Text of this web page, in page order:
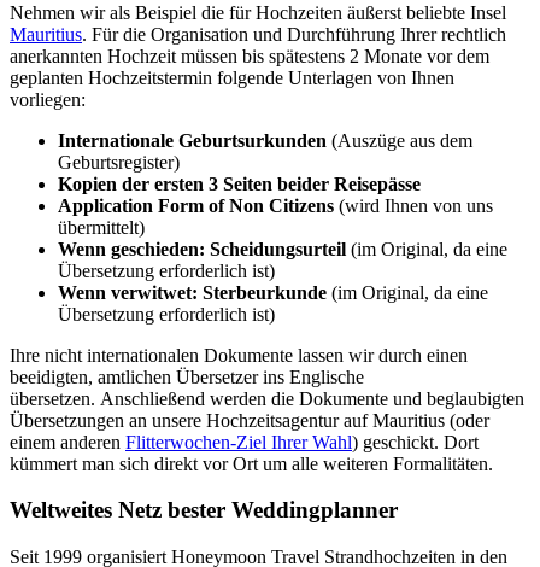
Nehmen wir als Beispiel die für Hochzeiten äußerst beliebte Insel
Mauritius. Für die Organisation und Durchführung Ihrer rechtlich
anerkannten Hochzeit müssen bis spätestens 2 Monate vor dem
geplanten Hochzeitstermin folgende Unterlagen von Ihnen
vorliegen:
Internationale Geburtsurkunden (Auszüge aus dem
Geburtsregister)
Kopien der ersten 3 Seiten beider Reisepässe
Application Form of Non Citizens (wird Ihnen von uns
übermittelt)
Wenn geschieden: Scheidungsurteil (im Original, da eine
Übersetzung erforderlich ist)
Wenn verwitwet: Sterbeurkunde (im Original, da eine
Übersetzung erforderlich ist)
Ihre nicht internationalen Dokumente lassen wir durch einen
beeidigten, amtlichen Übersetzer ins Englische
übersetzen. Anschließend werden die Dokumente und beglaubigten
Übersetzungen an unsere Hochzeitsagentur auf Mauritius (oder
einem anderen Flitterwochen-Ziel Ihrer Wahl) geschickt. Dort
kümmert man sich direkt vor Ort um alle weiteren Formalitäten.
Weltweites Netz bester Weddingplanner
Seit 1999 organisiert Honeymoon Travel Strandhochzeiten in den